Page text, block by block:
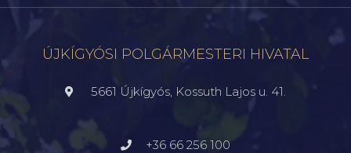
ÚJKÍGYÓSI POLGÁRMESTERI HIVATAL
5661 Újkígyós, Kossuth Lajos u. 41.
+36 66 256 100